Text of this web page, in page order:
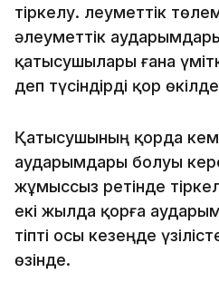
тіркелу. Әлеуметтік
әлеуметтік
қатысушылары ғана
деп түсіндірді қор
Қатысушының қорда
аударымдары болуы
жұмыссыз ретінде
екі жылда қорға
тіпті осы кезеңде
өзінде.